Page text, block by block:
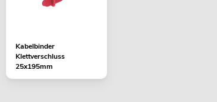
Kabelbinder
Klettverschluss
25x195mm